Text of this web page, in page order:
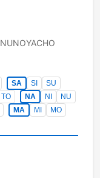
NUNOYACHO
SA SI
SU
TO NA NI
NU
MA MI
MO